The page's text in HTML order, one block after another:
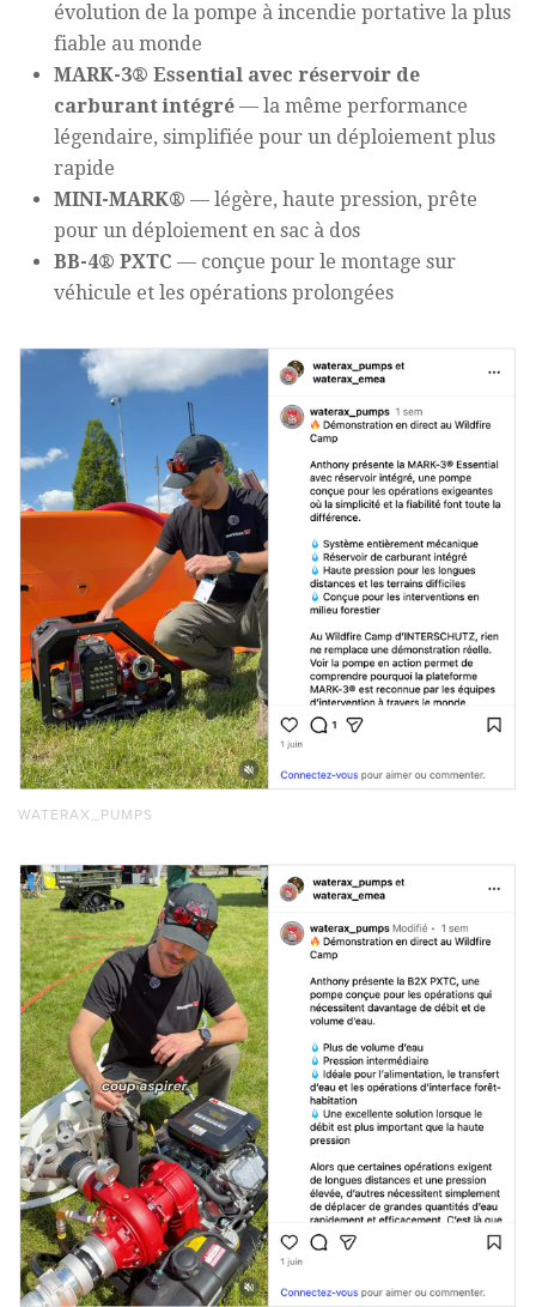
évolution de la pompe à incendie portative la plus
fiable au monde
MARK-3® Essential avec réservoir de
carburant intégré — la même performance
légendaire, simplifiée pour un déploiement plus
rapide
MINI-MARK® — légère, haute pression, prête
pour un déploiement en sac à dos
BB-4® PXTC — conçue pour le montage sur
véhicule et les opérations prolongées
WATERAX_PUMPS